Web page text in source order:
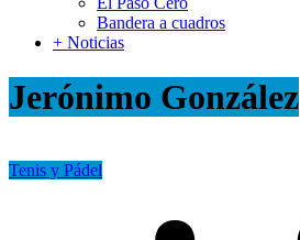
Bandera a cuadros
+ Noticias
Jerónimo González
Tenis y Pádel